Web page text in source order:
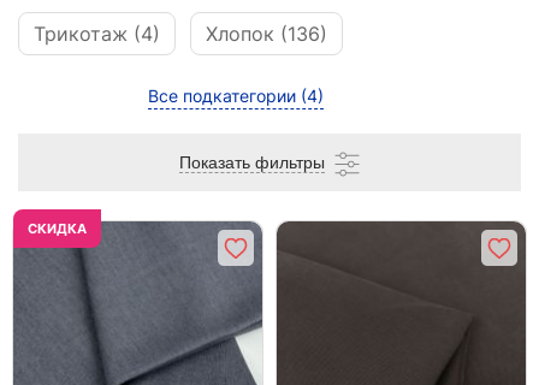
Трикотаж (4) Хлопок (136)
Все подкатегории (4)
Показать фильтры
CКИДКА